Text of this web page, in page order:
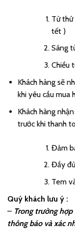
Từ thứ
tết )
Sáng
Chiều
Khách hàng sẽ
khi yêu cầu mua
Khách hàng
trước khi thanh
Đảm
Đầy
Tem
Quý khách lưu ý :
– Trong trường
thông báo và xác